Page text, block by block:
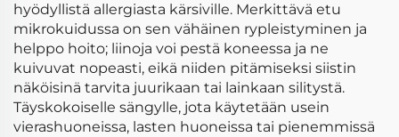
hyödyllistä allergiasta kärsiville. Merkittävä etu
mikrokuidussa on sen vähäinen rypleistyminen ja
helppo hoito; liinoja voi pestä koneessa ja ne
kuivuvat nopeasti, eikä niiden pitämiseksi siistin
näköisinä tarvita juurikaan tai lainkaan silitystä.
Täyskokoiselle sängylle, jota käytetään usein
vierashuoneissa, lasten huoneissa tai pienemmissä